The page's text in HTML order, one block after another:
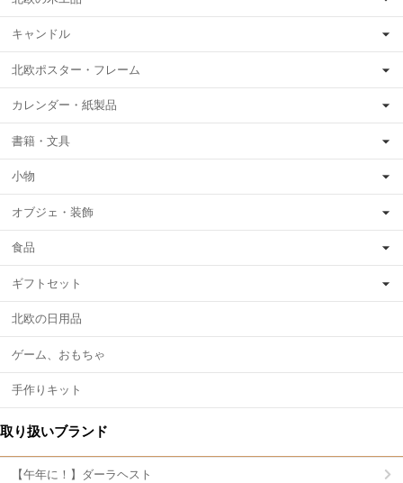
キャンドル
北欧ポスター・フレーム
カレンダー・紙製品
書籍・文具
小物
オブジェ・装飾
食品
ギフトセット
北欧の日用品
ゲーム、おもちゃ
手作りキット
取り扱いブランド
【午年に！】ダーラヘスト